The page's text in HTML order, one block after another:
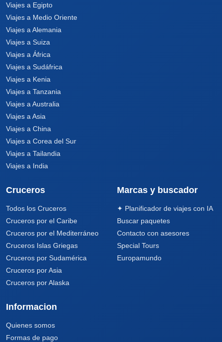
Viajes a Egipto
Viajes a Medio Oriente
Viajes a Alemania
Viajes a Suiza
Viajes a África
Viajes a Sudáfrica
Viajes a Kenia
Viajes a Tanzania
Viajes a Australia
Viajes a Asia
Viajes a China
Viajes a Corea del Sur
Viajes a Tailandia
Viajes a India
Cruceros
Todos los Cruceros
Cruceros por el Caribe
Cruceros por el Mediterráneo
Cruceros Islas Griegas
Cruceros por Sudamérica
Cruceros por Asia
Cruceros por Alaska
Marcas y buscador
✦ Planificador de viajes con IA
Buscar paquetes
Contacto con asesores
Special Tours
Europamundo
Informacion
Quienes somos
Formas de pago